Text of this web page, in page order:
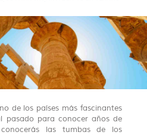
de los países más fascinantes
pasado para conocer años de
las tumbas de los